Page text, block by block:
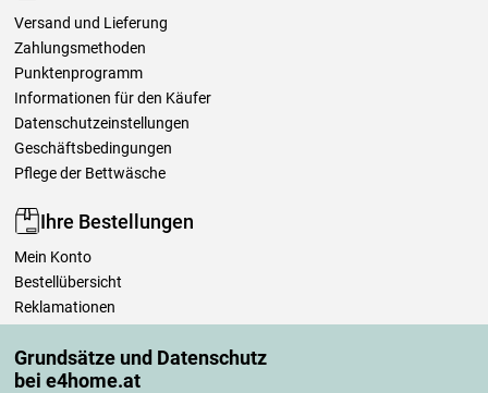
Grundsätze und Datenschutz
bei e4home.at
Versand und Lieferung
Zahlungsmethoden
Punktenprogramm
Informationen für den Käufer
Datenschutzeinstellungen
Geschäftsbedingungen
Pflege der Bettwäsche
Ihre Bestellungen
Mein Konto
Bestellübersicht
Reklamationen
Einfach mehr wissen
Richtlinien zur Verarbeitung von Bewertungen